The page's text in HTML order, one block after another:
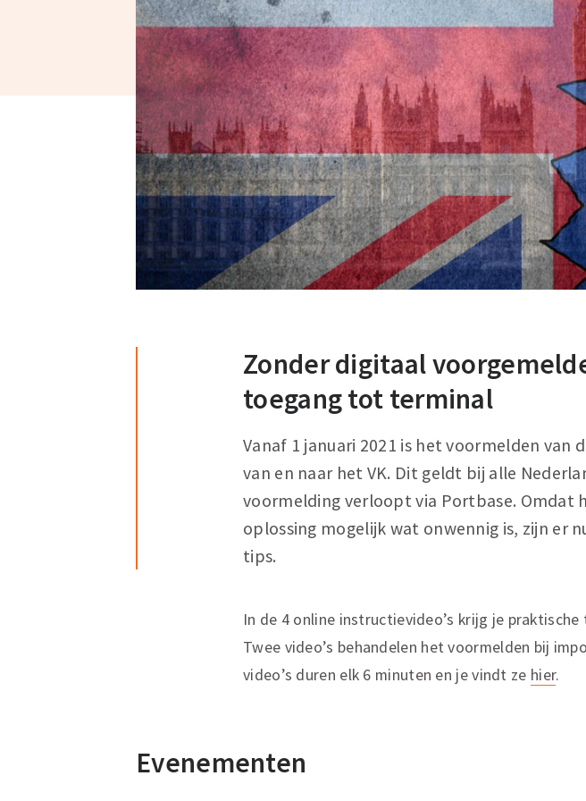
Zonder digitaal
toegang tot terminal
Vanaf 1 januari 2021 is het voormelden
van en naar het VK. Dit geldt bij alle
voormelding verloopt via Portbase. Omdat
oplossing mogelijk wat onwennig is, zijn er
tips.
In de 4 online instructievideo’s krijg je
Twee video’s behandelen het voormelden bij
video’s duren elk 6 minuten en je vindt ze hier.
Evenementen